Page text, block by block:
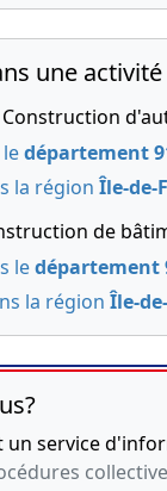
2012
une
Construction
département
la région Île-de-
de
ledépartement
la région Île-
un service